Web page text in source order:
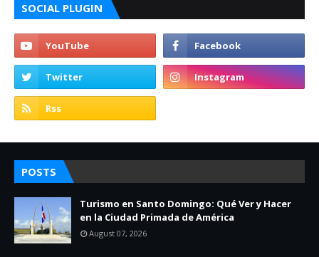
SOCIAL PLUGIN
POSTS
Turismo en Santo Domingo: Qué Ver y Hacer
en la Ciudad Primada de América
August 07, 2026